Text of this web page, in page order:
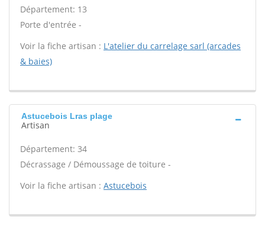
Département: 13
Porte d'entrée -
Voir la fiche artisan : L'atelier du carrelage sarl (arcades
& baies)
Astucebois Lras plage
Artisan
Département: 34
Décrassage / Démoussage de toiture -
Voir la fiche artisan : Astucebois